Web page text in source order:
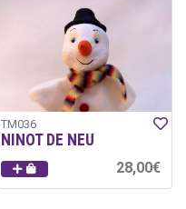
TM036
NINOT DE NEU
28,00€